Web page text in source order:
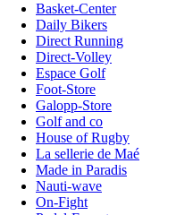
Basket-Center
Daily Bikers
Direct Running
Direct-Volley
Espace Golf
Foot-Store
Galopp-Store
Golf and co
House of Rugby
La sellerie de Maé
Made in Paradis
Nauti-wave
On-Fight